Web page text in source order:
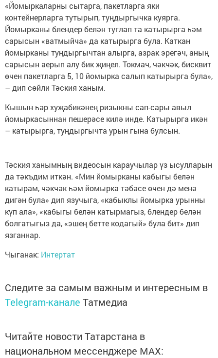
«Йомыркаларны сытарга, пакетларга яки
контейнерларга тутырып, туңдыргычка куярга.
Йомырканы блендер белән туглап та катырырга һәм
сарысын «ватмыйча» да катырырга була. Каткан
йомырканы туңдыргычтан алырга, азрак эрегәч, аның
сарысын аерып алу бик җиңел. Токмач, чәкчәк, бисквит
өчен пакетларга 5, 10 йомырка салып катырырга була»,
– дип сөйли Тәския ханым.
Кышын һәр хуҗабикәнең ризыкны сап-сары авыл
йомыркасыннан пешерәсе килә инде. Катырырга икән
– катырырга, туңдыргычта урын гына булсын.
Тәския ханымның видеосын караучылар үз ысулларын
да тәкъдим иткән. «Мин йомырканы кабыгы белән
катырам, чәкчәк һәм йомырка тәбәсе өчен дә менә
дигән була» дип язучыга, «кабыклы йомырка урынны
күп ала», «кабыгы белән катырмагыз, блендер белән
болгатыгыз да, «эшең бетте кодагый» була бит» дип
язганнар.
Чыганак: Интертат
Следите за самым важным и интересным в
Telegram-канале Татмедиа
Читайте новости Татарстана в
национальном мессенджере MАХ: